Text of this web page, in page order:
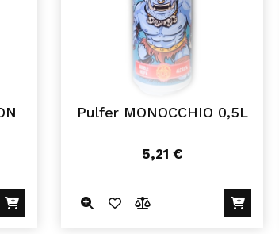
Pulfer MONOCCHIO 0,5L
5,21 €